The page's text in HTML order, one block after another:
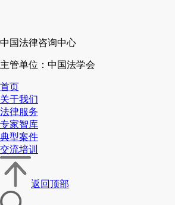
中国法律咨询中心
主管单位：中国法学会
首页
关于我们
法律服务
专家智库
典型案件
交流培训
返回顶部